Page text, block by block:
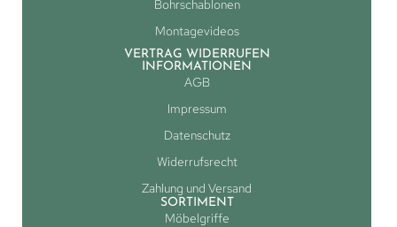
Bohrschablonen
Montagevideos
VERTRAG WIDERRUFEN
INFORMATIONEN
AGB
Impressum
Datenschutz
Widerrufsrecht
Zahlung und Versand
SORTIMENT
Möbelgriffe